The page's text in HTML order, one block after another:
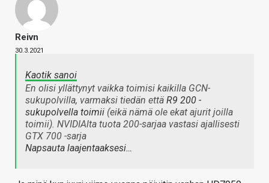
Reivn
30.3.2021
Kaotik sanoi
En olisi yllättynyt vaikka toimisi kaikilla GCN-
sukupolvilla, varmaksi tiedän että R9 200 -
sukupolvella toimii (eikä nämä ole ekat ajurit joilla
toimii). NVIDIAlta tuota 200-sarjaa vastasi ajallisesti
GTX 700 -sarja
Napsauta laajentaaksesi…